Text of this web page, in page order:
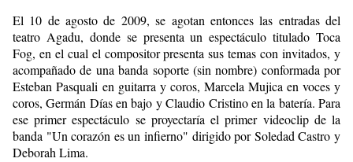
El 10 de agosto de 2009, se agotan entonces las entradas del
teatro Agadu, donde se presenta un espectáculo titulado Toca
Fog, en el cual el compositor presenta sus temas con invitados, y
acompañado de unabanda soporte (sin nombre) conformada por
Esteban Pasquali en guitarra y coros, Marcela Mujica en voces y
coros, Germán Días en bajo y Claudio Cristino en la batería. Para
ese primer espectáculo se proyectaría el primer videoclip de la
banda "Un corazón es un infierno" dirigido por Soledad Castro y
Deborah Lima.